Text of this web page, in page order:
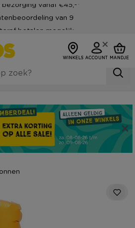
bezorging vanaf €45,-*
van 9
betalen mogelijk
WINKELS ACCOUNT MANDJE